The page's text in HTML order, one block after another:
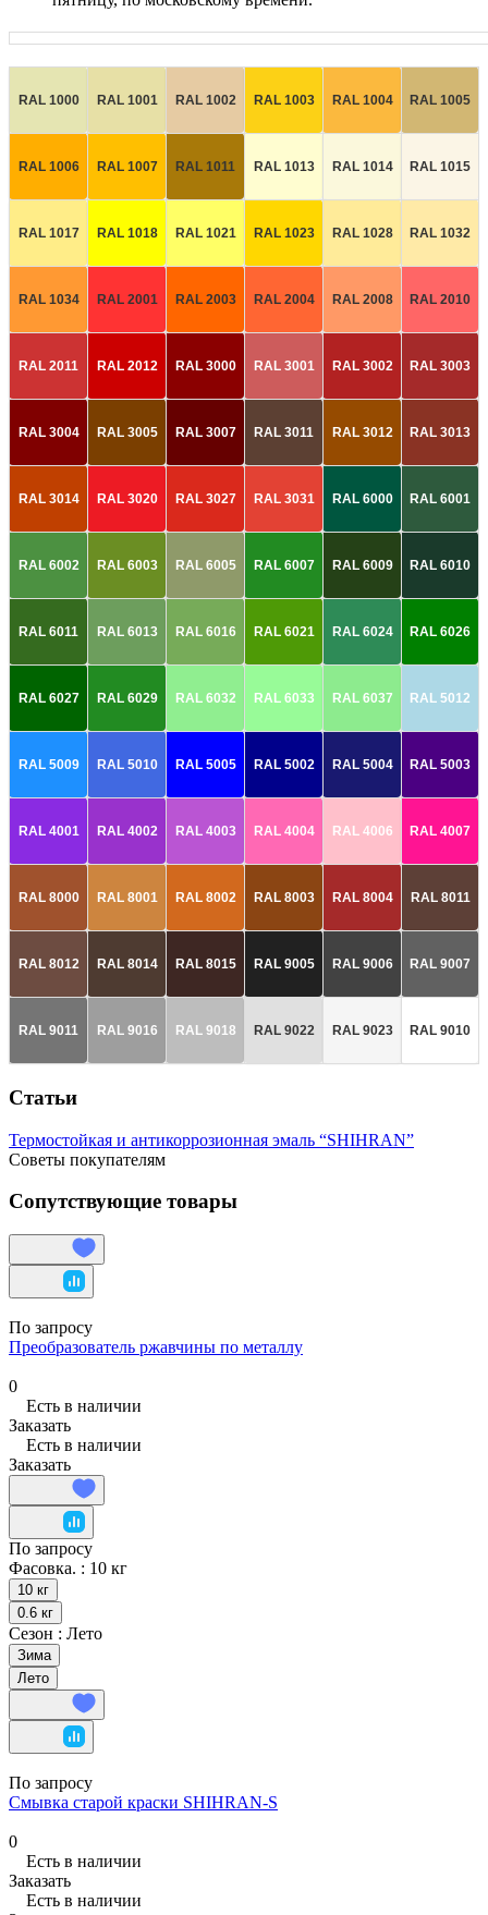
RAL 1000 RAL 1001 RAL 1002 RAL 1003 RAL 1004 RAL 1005
RAL 1006 RAL 1007 RAL 1011 RAL 1013 RAL 1014 RAL 1015
RAL 1017 RAL 1018 RAL 1021 RAL 1023 RAL 1028 RAL 1032
RAL 1034 RAL 2001 RAL 2003 RAL 2004 RAL 2008 RAL 2010
RAL 2011 RAL 2012 RAL 3000 RAL 3001 RAL 3002 RAL 3003
RAL 3004 RAL 3005 RAL 3007 RAL 3011 RAL 3012 RAL 3013
RAL 3014 RAL 3020 RAL 3027 RAL 3031 RAL 6000 RAL 6001
RAL 6002 RAL 6003 RAL 6005 RAL 6007 RAL 6009 RAL 6010
RAL 6011 RAL 6013 RAL 6016 RAL 6021 RAL 6024 RAL 6026
RAL 6027 RAL 6029 RAL 6032 RAL 6033 RAL 6037 RAL 5012
RAL 5009 RAL 5010 RAL 5005 RAL 5002 RAL 5004 RAL 5003
RAL 4001 RAL 4002 RAL 4003 RAL 4004 RAL 4006 RAL 4007
RAL 8000 RAL 8001 RAL 8002 RAL 8003 RAL 8004 RAL 8011
RAL 8012 RAL 8014 RAL 8015 RAL 9005 RAL 9006 RAL 9007
RAL 9011 RAL 9016 RAL 9018 RAL 9022 RAL 9023 RAL 9010
Статьи
Термостойкая и антикоррозионная эмаль “SHIHRAN”
Советы покупателям
Сопутствующие товары
По запросу
Преобразователь ржавчины по металлу
0
Есть в наличии
Заказать
Есть в наличии
Заказать
По запросу
Фасовка. : 10 кг
10 кг
0.6 кг
Сезон : Лето
Зима
Лето
По запросу
Смывка старой краски SHIHRAN-S
0
Есть в наличии
Заказать
Есть в наличии